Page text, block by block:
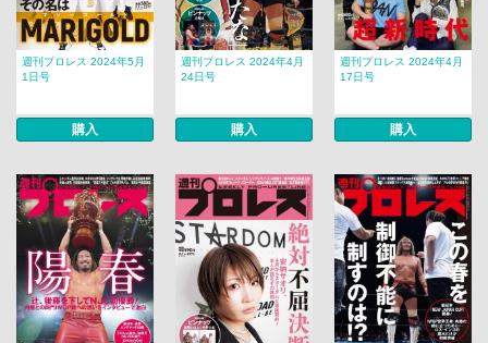
週刊プロレス 2024年5月
1日号
購入
週刊プロレス 2024年4月
24日号
購入
週刊プロレス 2024年4月
17日号
購入